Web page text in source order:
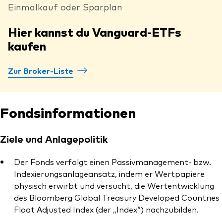
Einmalkauf oder Sparplan
Hier kannst du Vanguard-ETFs
kaufen
Zur Broker-Liste
Fondsinformationen
Ziele und Anlagepolitik
Der Fonds verfolgt einen Passivmanagement- bzw.
Indexierungsanlageansatz, indem er Wertpapiere
physisch erwirbt und versucht, die Wertentwicklung
des Bloomberg Global Treasury Developed Countries
Float Adjusted Index (der „Index“) nachzubilden.